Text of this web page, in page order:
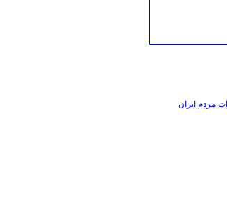
مردم ایران